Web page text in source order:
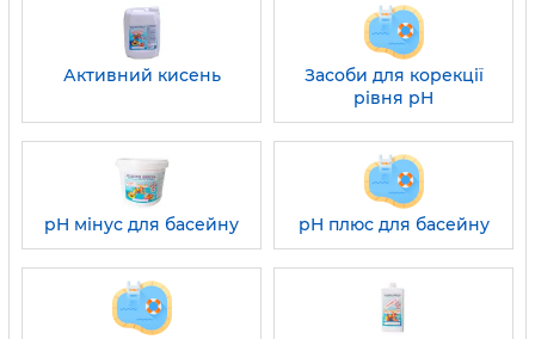
Активний кисень
Засоби для корекції
рівня pH
pH мінус для басейну pH плюс для басейну